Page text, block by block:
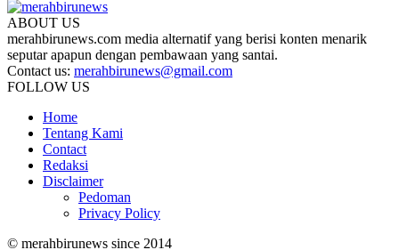
ABOUT US
merahbirunews.com media alternatif yang berisi konten menarik
seputar apapun dengan pembawaan yang santai.
Contact us: merahbirunews@gmail.com
FOLLOW US
Home
Tentang Kami
Contact
Redaksi
Disclaimer
Pedoman
Privacy Policy
© merahbirunews since 2014